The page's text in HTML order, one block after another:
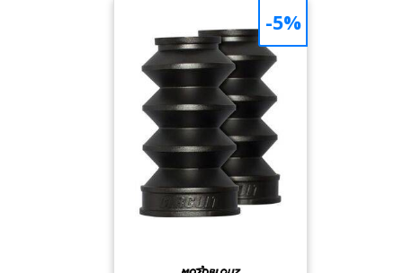
caoutchouc de qualité, ils
seront également
résistants dans le
tempsLivré par
paireHauteur: 138mm
-5%